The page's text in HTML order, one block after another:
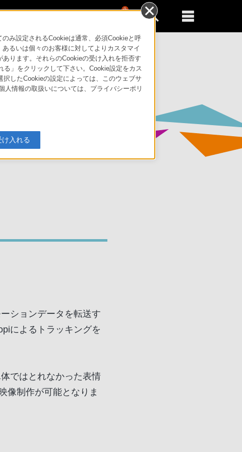
0
を開始し
ションデータを転送す
によるトラッキングを
ではとれなかった表情
像制作が可能となりま
み設定されるCookieは通常、必須Cookieと呼
るいは個々のお客様に対してよりカスタマイ
ります。それらのCookieの受け入れを拒否す
」をクリックして下さい。Cookie設定をカス
したCookieの設定によっては、このウェブサ
情報の取扱いについては、プライバシーポリ
入れる